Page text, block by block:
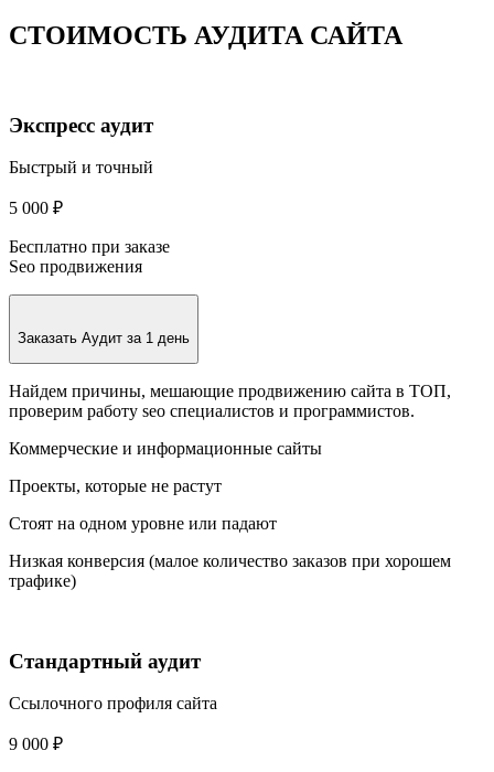
СТОИМОСТЬ АУДИТА САЙТА
Экспресс аудит
Быстрый и точный
5 000 ₽
Бесплатно при заказе
Seo продвижения
Заказать Аудит за 1 день
Найдем причины, мешающие продвижению сайта в ТОП,
проверим работу seo специалистов и программистов.
Коммерческие и информационные сайты
Проекты, которые не растут
Стоят на одном уровне или падают
Низкая конверсия (малое количество заказов при хорошем
трафике)
Стандартный аудит
Ссылочного профиля сайта
9 000 ₽